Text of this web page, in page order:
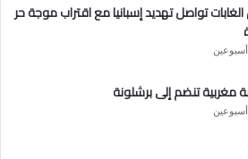
تواصل تهديد إسبانيا مع اقتراب موجة حر
مغربية تنضم إلى برشلونة